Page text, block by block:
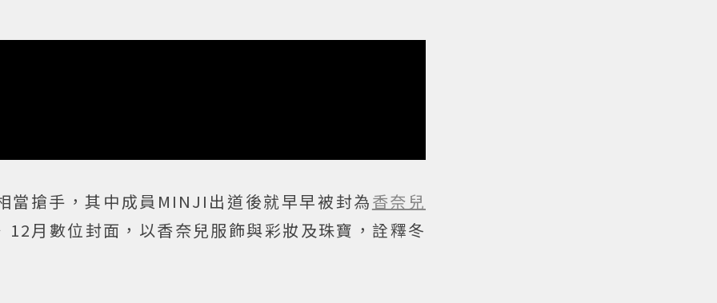
當搶手，其中成員MINJI出道後就早早被封為香奈兒
月數位封面，以香奈兒服飾與彩妝及珠寶，詮釋冬